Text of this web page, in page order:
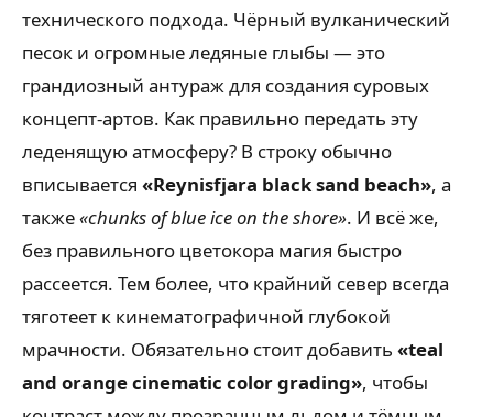
технического подхода. Чёрный вулканический
песок и огромные ледяные глыбы — это
грандиозный антураж для создания суровых
концепт-артов. Как правильно передать эту
леденящую атмосферу? В строку обычно
вписывается «Reynisfjara black sand beach», а
также«chunks of blue ice on the shore». И всё же,
без правильного цветокора магия быстро
рассеется. Тем более, что крайний север всегда
тяготеет к кинематографичной глубокой
мрачности. Обязательно стоит добавить «teal
and orange cinematic color grading», чтобы